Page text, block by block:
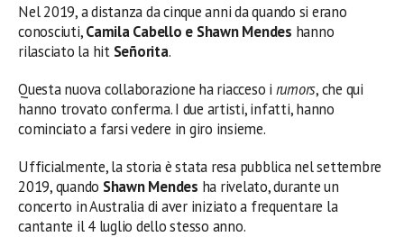
Nel 2019, a distanza da cinque anni da quando si erano
conosciuti,Camila Cabello e Shawn Mendes hanno
rilasciato la hit Señorita.
Questa nuova collaborazione ha riacceso i rumors, che qui
hanno trovato conferma. I due artisti, infatti, hanno
cominciato a farsi vedere in giro insieme.
Ufficialmente, la storia è stata resa pubblica nel settembre
2019, quando Shawn Mendes ha rivelato, durante un
concerto in Australia di aver iniziato a frequentare la
cantante il 4 luglio dello stesso anno.